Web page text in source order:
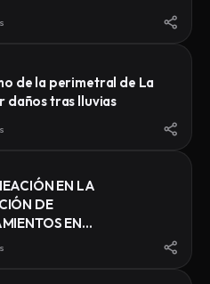
de la perimetral de La
daños tras lluvias
EN LA
DE
EN
GENERA QUE